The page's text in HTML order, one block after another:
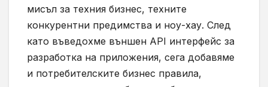
мисъл за техния бизнес, техните
конкурентни предимства и ноу-хау. След
като въведохме външен API интерфейс за
разработка на приложения, сега добавяме
и потребителските бизнес правила,